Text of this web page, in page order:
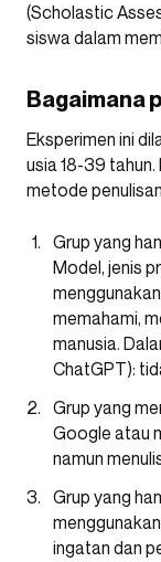
(Scholastic
siswa dalam
Bagaimana
Eksperimen ini
usia 18-39
metode
Grup yang
Model, jenis
memahami,
manusia.
ChatGPT):
Grup yang
Google atau
namun
Grup yang
ingatan dan